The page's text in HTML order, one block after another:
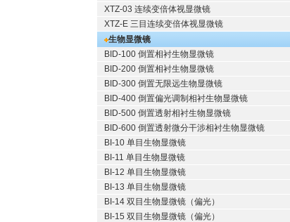
XTZ-03 连续变倍体视显微镜
XTZ-E 三目连续变倍体视显微镜
生物显微镜
BID-100 倒置相衬生物显微镜
BID-200 倒置相衬生物显微镜
BID-300 倒置无限远生物显微镜
BID-400 倒置偏光调制相衬生物显微镜
BID-500 倒置透射相衬生物显微镜
BID-600 倒置透射微分干涉相衬生物显微镜
BI-10 单目生物显微镜
BI-11 单目生物显微镜
BI-12 单目生物显微镜
BI-13 单目生物显微镜
BI-14 双目生物显微镜（偏光）
BI-15 双目生物显微镜（偏光）